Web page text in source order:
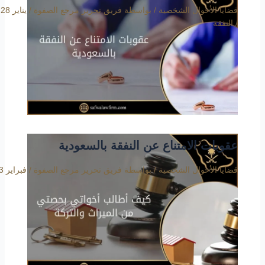
قضايا الأحوال الشخصية / بواسطة فريق تحرير مرجع الصفوة / يناير 28, 2020
/النفقة
عقوبات الامتناع عن النفقة بالسعودية
قضايا الأحوال الشخصية/ بواسطة فريق تحرير مرجع الصفوة / فبراير 3, 2020